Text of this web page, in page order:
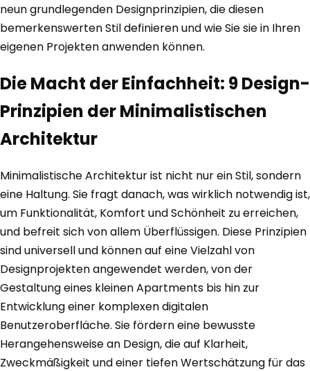
neun grundlegenden Designprinzipien, die diesen
bemerkenswerten Stil definieren und wie Sie sie in Ihren
eigenen Projekten anwenden können.
Die Macht der Einfachheit: 9 Design-
Prinzipien der Minimalistischen
Architektur
Minimalistische Architektur ist nicht nur ein Stil, sondern
eine Haltung. Sie fragt danach, was wirklich notwendig ist,
um Funktionalität, Komfort und Schönheit zu erreichen,
und befreit sich von allem Überflüssigen. Diese Prinzipien
sind universell und können auf eine Vielzahl von
Designprojekten angewendet werden, von der
Gestaltung eines kleinen Apartments bis hin zur
Entwicklung einer komplexen digitalen
Benutzeroberfläche. Sie fördern eine bewusste
Herangehensweise an Design, die auf Klarheit,
Zweckmäßigkeit und einer tiefen Wertschätzung für das